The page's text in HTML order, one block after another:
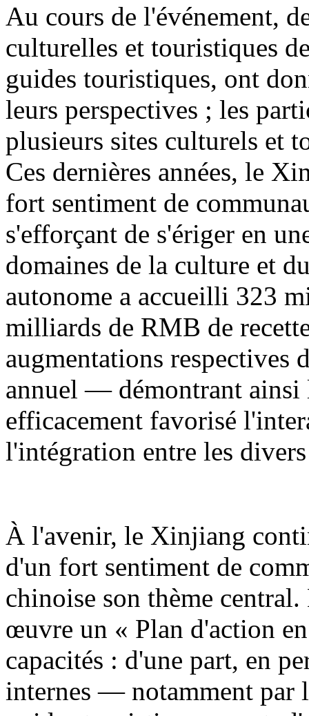
Au cours de l'événement,
culturelles et touristiques
guides touristiques, ont
leurs perspectives ; les
plusieurs sites culturels et
Ces dernières années, le
fort sentiment de
s'efforçant de s'ériger en
domaines de la culture et
autonome a accueilli 323
milliards de RMB de
augmentations respectives
annuel — démontrant ainsi
efficacement favorisé
l'intégration entre les
À l'avenir, le Xinjiang
d'un fort sentiment de
chinoise son thème
œuvre un « Plan d'action
capacités : d'une part, en
internes — notamment par